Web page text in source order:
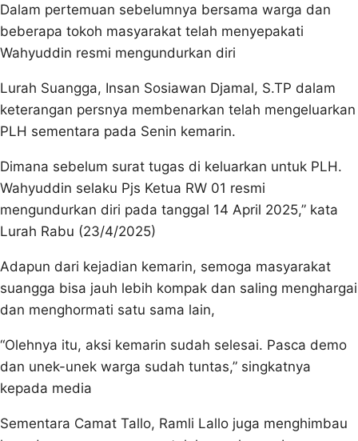
Dalam pertemuan sebelumnya bersama warga dan
beberapa tokoh masyarakat telah menyepakati
Wahyuddin resmi mengundurkan diri
Lurah Suangga, Insan Sosiawan Djamal, S.TP dalam
keterangan persnya membenarkan telah mengeluarkan
PLH sementara pada Senin kemarin.
Dimana sebelum surat tugas di keluarkan untuk PLH.
Wahyuddin selaku Pjs Ketua RW 01 resmi
mengundurkan diri pada tanggal 14 April 2025,” kata
Lurah Rabu (23/4/2025)
Adapun dari kejadian kemarin, semoga masyarakat
suangga bisa jauh lebih kompak dan saling menghargai
dan menghormati satu sama lain,
“Olehnya itu, aksi kemarin sudah selesai. Pasca demo
dan unek-unek warga sudah tuntas,” singkatnya
kepada media
Sementara Camat Tallo, Ramli Lallo juga menghimbau